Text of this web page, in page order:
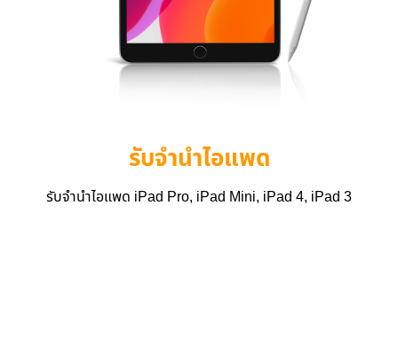
รับจำนำไอแพด
รับจำนำไอแพด iPad Pro, iPad Mini, iPad 4, iPad 3